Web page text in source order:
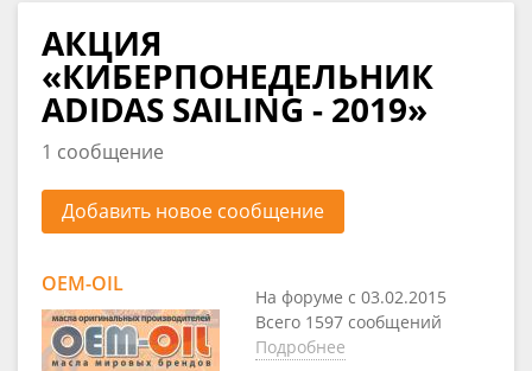
АКЦИЯ
«КИБЕРПОНЕДЕЛЬНИК
ADIDAS SAILING - 2019»
1 сообщение
Добавить новое сообщение
OEM-OIL
На форуме с 03.02.2015
Всего 1597 сообщений
Подробнее